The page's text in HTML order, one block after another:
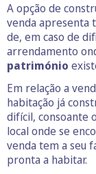
A opção de
venda apresenta
de, em caso de
arrendamento
património
Em relação a
habitação já
difícil, consoante
local onde se
venda tem a seu
pronta a habitar.